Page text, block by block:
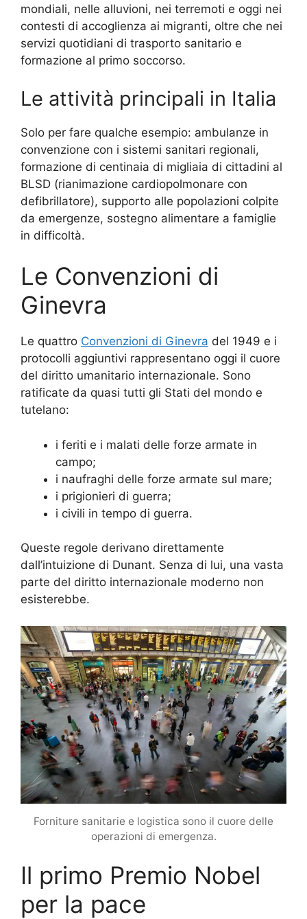
mondiali, nelle alluvioni, nei terremoti e oggi nei
contesti di accoglienza ai migranti, oltre che nei
servizi quotidiani di trasporto sanitario e
formazione al primo soccorso.
Le attività principali in Italia
Solo per fare qualche esempio: ambulanze in
convenzione con i sistemi sanitari regionali,
formazione di centinaia di migliaia di cittadini al
BLSD (rianimazione cardiopolmonare con
defibrillatore), supporto alle popolazioni colpite
da emergenze, sostegno alimentare a famiglie
in difficoltà.
Le Convenzioni di
Ginevra
Le quattro Convenzioni di Ginevra del 1949 e i
protocolli aggiuntivi rappresentano oggi il cuore
del diritto umanitario internazionale. Sono
ratificate da quasi tutti gli Stati del mondo e
tutelano:
i feriti e i malati delle forze armate in
campo;
i naufraghi delle forze armate sul mare;
i prigionieri di guerra;
i civili in tempo di guerra.
Queste regole derivano direttamente
dall’intuizione di Dunant. Senza di lui, una vasta
parte del diritto internazionale moderno non
esisterebbe.
Forniture sanitarie e logistica sono il cuore delle
operazioni di emergenza.
Il primo Premio Nobel
per la pace